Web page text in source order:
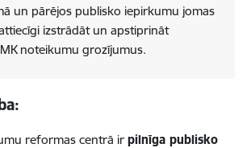
un pārējos publisko iepirkumu jomas
izstrādāt un apstiprināt
noteikumu grozījumus.
reformas centrā ir pilnīga publisko